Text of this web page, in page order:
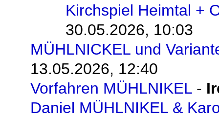
Kirchspiel Heimtal +
30.05.2026, 10:03
MÜHLNICKEL und
13.05.2026, 12:40
Vorfahren MÜHLNIKEL -
Daniel MÜHLNIKEL &